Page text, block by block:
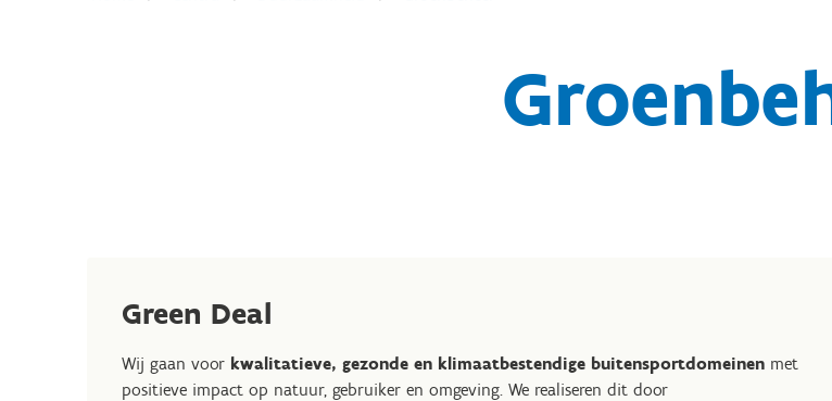
Green Deal
Wij gaan voor kwalitatieve, gezonde en klimaatbestendige buitensportdomeinen met
positieve impact op natuur, gebruiker en omgeving. We realiseren dit door